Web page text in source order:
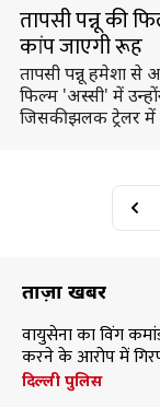
तापसी पन्नू की
कांप जाएगी रूह
तापसी पन्नू हमेशा से
फिल्म 'अस्सी' में
जिसकी झलक ट्रेलर में
ताज़ा खबरें
वायुसेना का विंग
करने के आरोप में
दिल्ली पुलिस